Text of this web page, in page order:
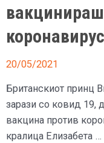
коронавирус
20/05/2021
Британскиот принц
зарази со ковид 19,
вакцина против
кралица Елизабета …